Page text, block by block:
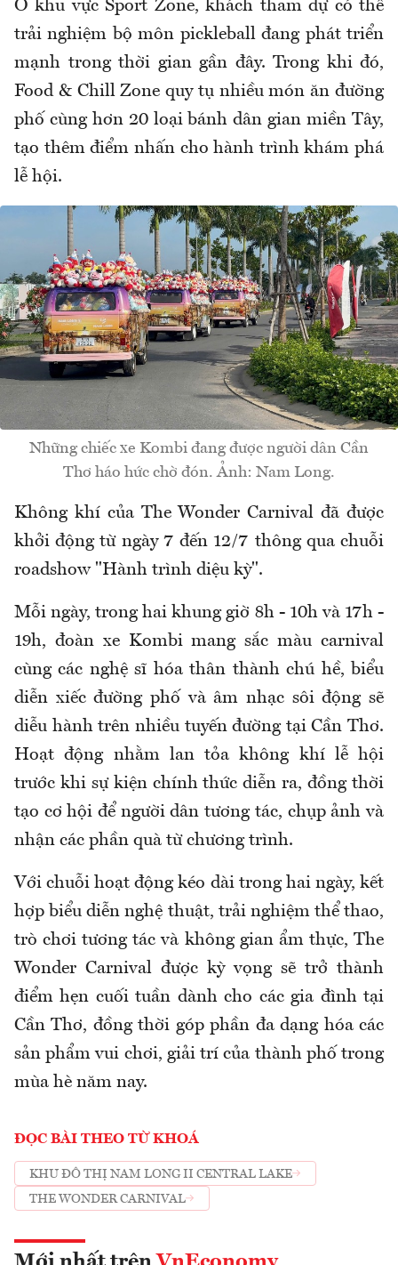
Ở khu vực Sport Zone, khách tham dự có thể
trải nghiệm bộ môn pickleball đang phát triển
mạnh trong thời gian gần đây. Trong khi đó,
Food & Chill Zone quy tụ nhiều món ăn đường
phố cùng hơn 20 loại bánh dân gian miền Tây,
tạo thêm điểm nhấn cho hành trình khám phá
lễ hội.
Những chiếc xe Kombi đang được người dân Cần
Thơ háo hức chờ đón. Ảnh: Nam Long.
Không khí của The Wonder Carnival đã được
khởi động từ ngày 7 đến 12/7 thông qua chuỗi
roadshow "Hành trình diệu kỳ".
Mỗi ngày, trong hai khung giờ 8h - 10h và 17h -
19h, đoàn xe Kombi mang sắc màu carnival
cùng các nghệ sĩ hóa thân thành chú hề, biểu
diễn xiếc đường phố và âm nhạc sôi động sẽ
diễu hành trên nhiều tuyến đường tại Cần Thơ.
Hoạt động nhằm lan tỏa không khí lễ hội
trước khi sự kiện chính thức diễn ra, đồng thời
tạo cơ hội để người dân tương tác, chụp ảnh và
nhận các phần quà từ chương trình.
Với chuỗi hoạt động kéo dài trong hai ngày, kết
hợp biểu diễn nghệ thuật, trải nghiệm thể thao,
trò chơi tương tác và không gian ẩm thực, The
Wonder Carnival được kỳ vọng sẽ trở thành
điểm hẹn cuối tuần dành cho các gia đình tại
Cần Thơ, đồng thời góp phần đa dạng hóa các
sản phẩm vui chơi, giải trí của thành phố trong
mùa hè năm nay.
ĐỌC BÀI THEO TỪ KHOÁ
KHU ĐÔ THỊ NAM LONG II CENTRAL LAKE
THE WONDER CARNIVAL